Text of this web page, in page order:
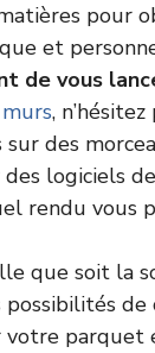
pour
et
de vous
,
sur des
logiciels
rendu vous
que soit la
possibilités
votre parquet